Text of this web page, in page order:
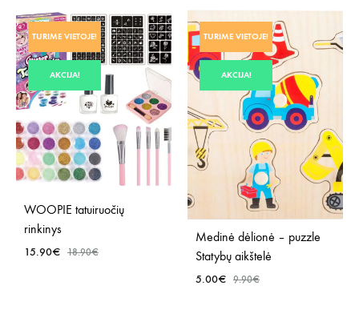
PRIDĖTI
Į
NORŲ
SĄRAŠĄ
TURIME VIETOJE!
AKCIJA!
WOOPIE tatuiruočių
rinkinys
15.90€ 18.90€
TURIME VIETOJE!
AKCIJA!
Medinė dėlionė – puzzle
Statybų aikštelė
5.00€ 9.90€